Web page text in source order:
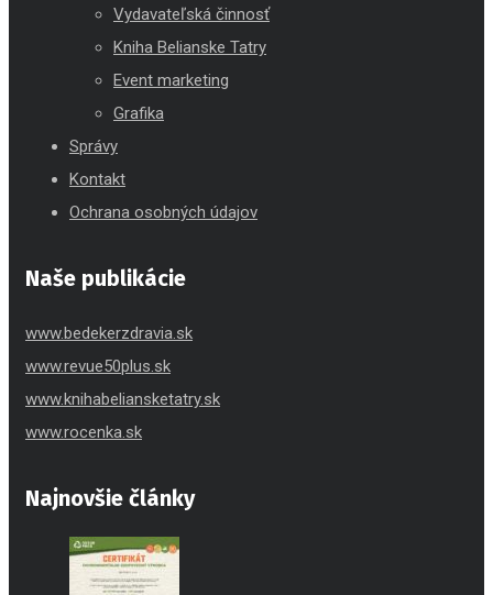
Vydavateľská činnosť
Kniha Belianske Tatry
Event marketing
Grafika
Správy
Kontakt
Ochrana osobných údajov
Naše publikácie
www.bedekerzdravia.sk
www.revue50plus.sk
www.knihabeliansketatry.sk
www.rocenka.sk
Najnovšie články